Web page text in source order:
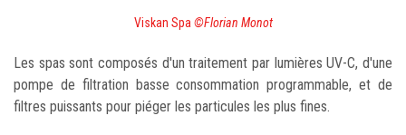
Viskan Spa ©Florian Monot
Les spas sont composés d'un traitement par lumières UV-C, d'une
pompe de filtration basse consommation programmable, et de
filtres puissants pour piéger les particules les plus fines.